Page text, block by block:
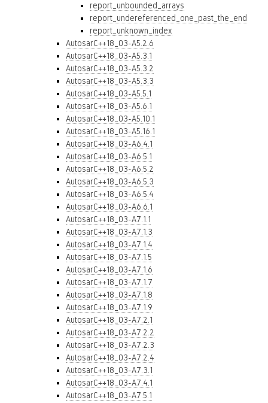
report_unbounded_arrays
report_undereferenced_one_past_the_end
report_unknown_index
AutosarC++18_03-A5.2.6
AutosarC++18_03-A5.3.1
AutosarC++18_03-A5.3.2
AutosarC++18_03-A5.3.3
AutosarC++18_03-A5.5.1
AutosarC++18_03-A5.6.1
AutosarC++18_03-A5.10.1
AutosarC++18_03-A5.16.1
AutosarC++18_03-A6.4.1
AutosarC++18_03-A6.5.1
AutosarC++18_03-A6.5.2
AutosarC++18_03-A6.5.3
AutosarC++18_03-A6.5.4
AutosarC++18_03-A6.6.1
AutosarC++18_03-A7.1.1
AutosarC++18_03-A7.1.3
AutosarC++18_03-A7.1.4
AutosarC++18_03-A7.1.5
AutosarC++18_03-A7.1.6
AutosarC++18_03-A7.1.7
AutosarC++18_03-A7.1.8
AutosarC++18_03-A7.1.9
AutosarC++18_03-A7.2.1
AutosarC++18_03-A7.2.2
AutosarC++18_03-A7.2.3
AutosarC++18_03-A7.2.4
AutosarC++18_03-A7.3.1
AutosarC++18_03-A7.4.1
AutosarC++18_03-A7.5.1